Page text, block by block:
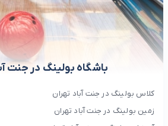
باشگاه بولینگ در جنت
کلاس بولینگ در جنت آباد تهران
زمین بولینگ در جنت آباد تهران